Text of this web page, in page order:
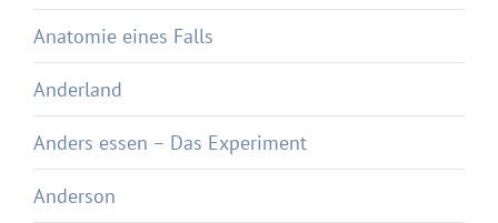
Anatomie eines Falls
Anderland
Anders essen – Das Experiment
Anderson